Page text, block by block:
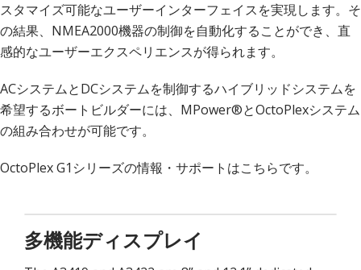
スタマイズ可能なユーザーインターフェイスを実現します。そ
の結果、NMEA2000機器の制御を自動化することができ、直
感的なユーザーエクスペリエンスが得られます。
ACシステムとDCシステムを制御するハイブリッドシステムを
希望するボートビルダーには、MPower®とOctoPlexシステム
の組み合わせが可能です。
OctoPlex G1シリーズの情報・サポートはこちらです。
多機能ディスプレイ